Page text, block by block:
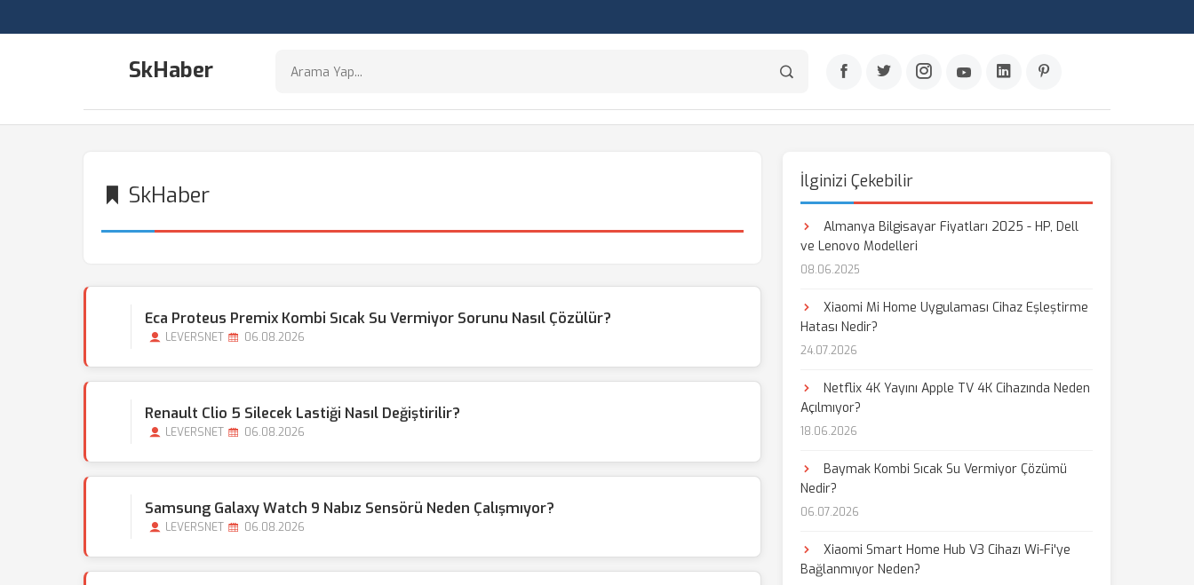
SkHaber
SkHaber
Eca Proteus Premix Kombi Sıcak Su Vermiyor Sorunu Nasıl Çözülür?
LEVERSNET 06.08.2026
Renault Clio 5 Silecek Lastiği Nasıl Değiştirilir?
LEVERSNET 06.08.2026
Samsung Galaxy Watch 9 Nabız Sensörü Neden Çalışmıyor?
LEVERSNET 06.08.2026
İlginizi Çekebilir
Almanya Bilgisayar Fiyatları 2025 - HP, Dell
ve Lenovo Modelleri
08.06.2025
Xiaomi Mi Home Uygulaması Cihaz Eşleştirme
Hatası Nedir?
24.07.2026
Netflix 4K Yayını Apple TV 4K Cihazında Neden
Açılmıyor?
18.06.2026
Baymak Kombi Sıcak Su Vermiyor Çözümü
Nedir?
06.07.2026
Xiaomi Smart Home Hub V3 Cihazı Wi-Fi'ye
Bağlanmıyor Neden?